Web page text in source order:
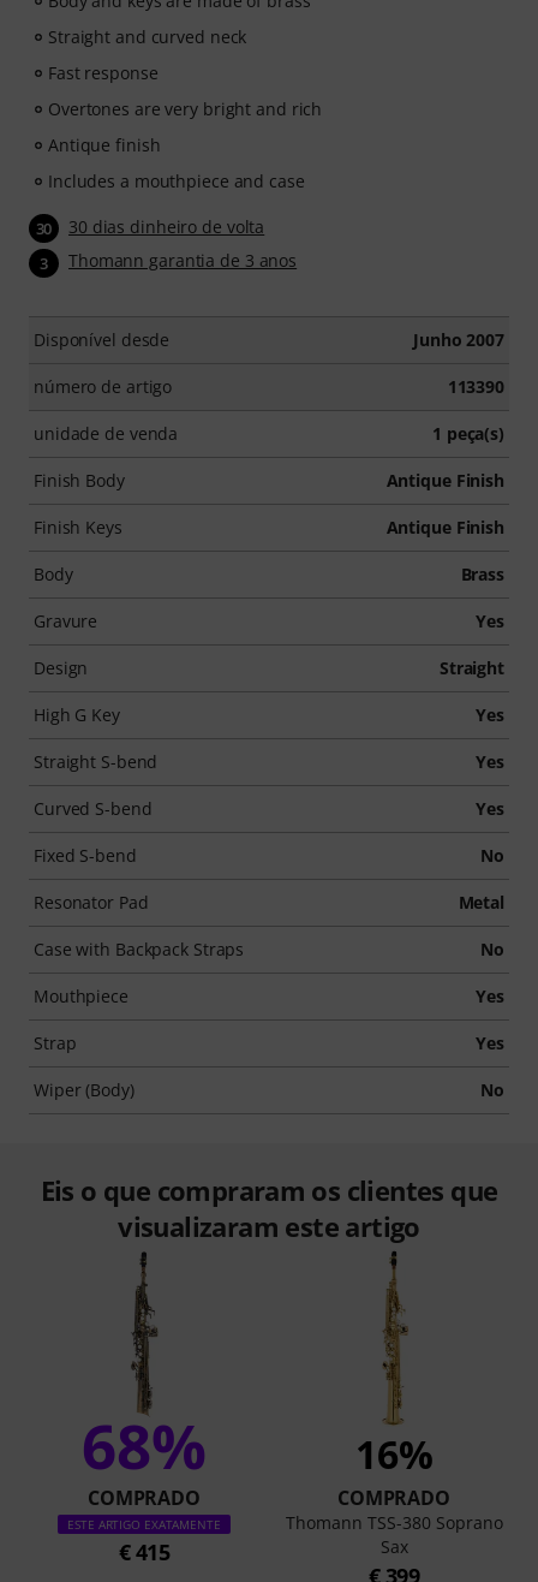
Straight and curved neck
Fast response
Overtones are very bright and rich
Antique finish
Includes a mouthpiece and case
30 30 dias dinheiro de volta
3 Thomann garantia de 3 anos
Disponível desde Junho 2007
número de artigo 113390
unidade de venda 1 peça(s)
Finish Body Antique Finish
Finish Keys Antique Finish
Body Brass
Gravure Yes
Design Straight
High G Key Yes
Straight S-bend Yes
Curved S-bend Yes
Fixed S-bend No
Resonator Pad Metal
Case with Backpack Straps No
Mouthpiece Yes
Strap Yes
Wiper (Body) No
Eis o que compraram os clientes que
visualizaram este artigo
68%
COMPRADO
ESTE ARTIGO EXATAMENTE
€ 415
16%
COMPRADO
Thomann TSS-380 Soprano
Sax
€ 399